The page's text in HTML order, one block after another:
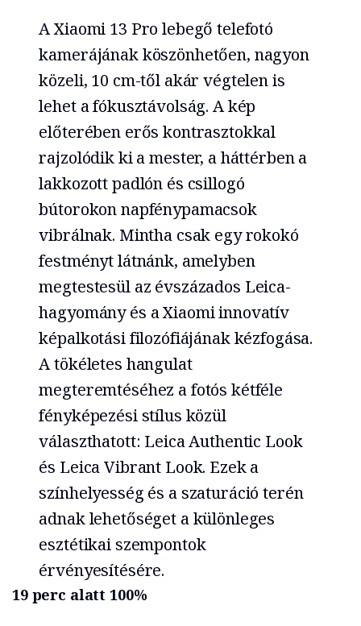
A Xiaomi 13 Pro lebegő telefotó
kamerájának köszönhetően, nagyon
közeli, 10 cm-től akár végtelen is
lehet a fókusztávolság. A kép
előterében erős kontrasztokkal
rajzolódik ki a mester, a háttérben a
lakkozott padlón és csillogó
bútorokon napfénypamacsok
vibrálnak. Mintha csak egy rokokó
festményt látnánk, amelyben
megtestesül az évszázados Leica-
hagyomány és a Xiaomi innovatív
képalkotási filozófiájának kézfogása.
A tökéletes hangulat
megteremtéséhez a fotós kétféle
fényképezési stílus közül
választhatott: Leica Authentic Look
és Leica Vibrant Look. Ezek a
színhelyesség és a szaturáció terén
adnak lehetőséget a különleges
esztétikai szempontok
érvényesítésére.
19 perc alatt 100%